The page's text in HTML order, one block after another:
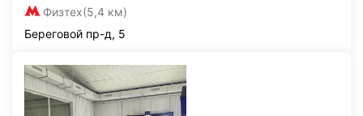
Физтех(5,4 км)
Береговой пр-д, 5